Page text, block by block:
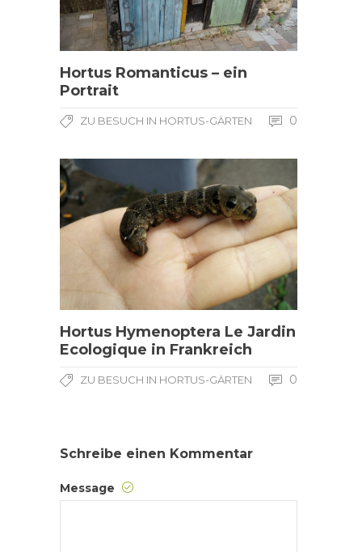
Hortus Romanticus – ein
Portrait
ZU BESUCH IN HORTUS-GÄRTEN 0
Hortus Hymenoptera Le Jardin
Ecologique in Frankreich
ZU BESUCH IN HORTUS-GÄRTEN 0
Schreibe einen Kommentar
Message